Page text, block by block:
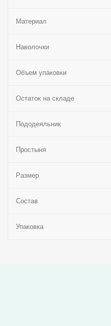
Материал
Наволочки
Объем упаковки
Остаток на складе
Пододеяльник
Простыня
Размер
Состав
Упаковка